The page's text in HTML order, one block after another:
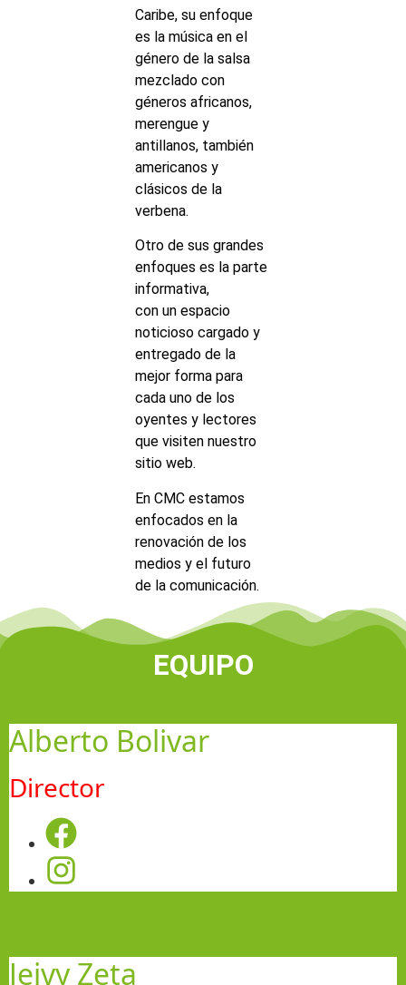
Caribe, su enfoque
es la música en el
género de la salsa
mezclado con
géneros africanos,
merengue y
antillanos, también
americanos y
clásicos de la
verbena.
Otro de sus grandes
enfoques es la parte
informativa,
con un espacio
noticioso cargado y
entregado de la
mejor forma para
cada uno de los
oyentes y lectores
que visiten nuestro
sitio web.
En CMC estamos
enfocados en la
renovación de los
medios y el futuro
de la comunicación.
EQUIPO
Alberto Bolivar
Director
Jeivy Zeta